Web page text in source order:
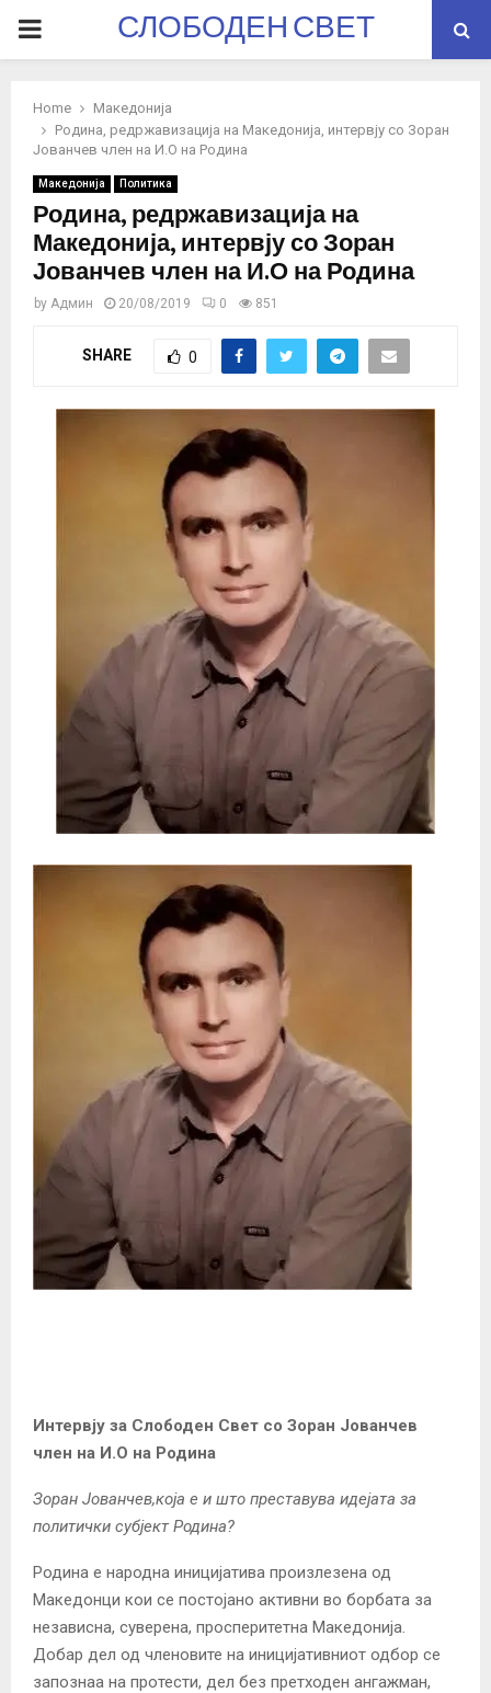
PRIMARYСЛОБОДЕН СВЕТ
Home
Македонија
Родина, редржавизација на Македонија, интервју со Зоран
Јованчев член на И.О на Родина
Македонија Политика
Родина, редржавизација на
Македонија, интервју со Зоран
Јованчев член на И.О на Родина
by Админ 20/08/2019 0 851
SHARE 0
Интервју за Слободен Свет со Зоран Јованчев
член на И.О на Родина
Зоран Јованчев,која е и што преставува идејата за
политички субјект Родина?
Родина е народна иницијатива произлезена од
Македонци кои се постојано активни во борбата за
независна, суверена, просперитетна Македонија.
Добар дел од членовите на иницијативниот одбор се
запознаа на протести, дел без претходен ангажман,